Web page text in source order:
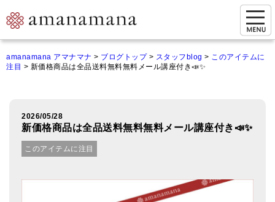
ご来店&購入
オンライン相談&購入
amanamana アマナマナ > ブログトップ> スタッフblog > このアイテムに
注目 > 新価格商品は全品送料無料無料メール講座付き📣✨
2026/05/28
新価格商品は全品送料無料無料メール講座付き📣✨
このアイテムに注目